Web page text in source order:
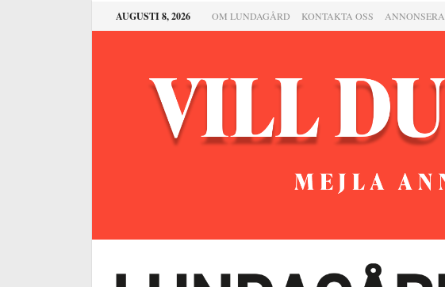
AUGUSTI 8, 2026 OM LUNDAGÅRD KONTAKTA OSS ANNONSERA